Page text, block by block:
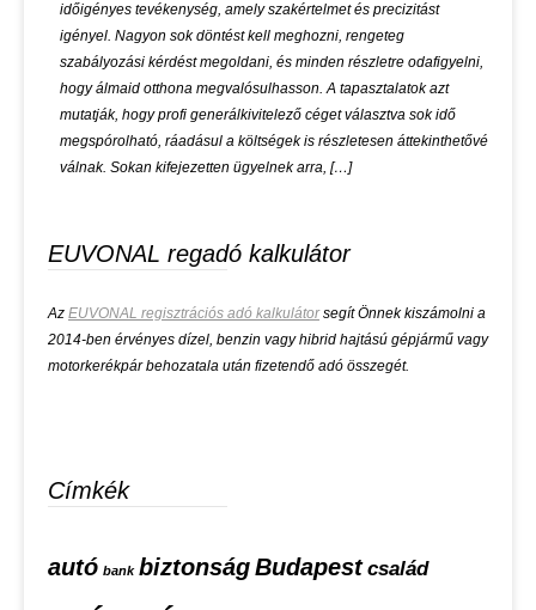
időigényes tevékenység, amely szakértelmet és precizitást
igényel. Nagyon sok döntést kell meghozni, rengeteg
szabályozási kérdést megoldani, és minden részletre odafigyelni,
hogy álmaid otthona megvalósulhasson. A tapasztalatok azt
mutatják, hogy profi generálkivitelező céget választva sok idő
megspórolható, ráadásul a költségek is részletesen áttekinthetővé
válnak. Sokan kifejezetten ügyelnek arra, […]
EUVONAL regadó kalkulátor
Az EUVONAL regisztrációs adó kalkulátorsegít Önnek kiszámolni a
2014-ben érvényes dízel, benzin vagy hibrid hajtású gépjármű vagy
motorkerékpár behozatala után fizetendő adó összegét.
Címkék
autó bank biztonságBudapest család